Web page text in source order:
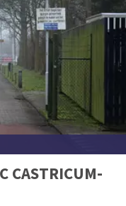
CASTRICUM-